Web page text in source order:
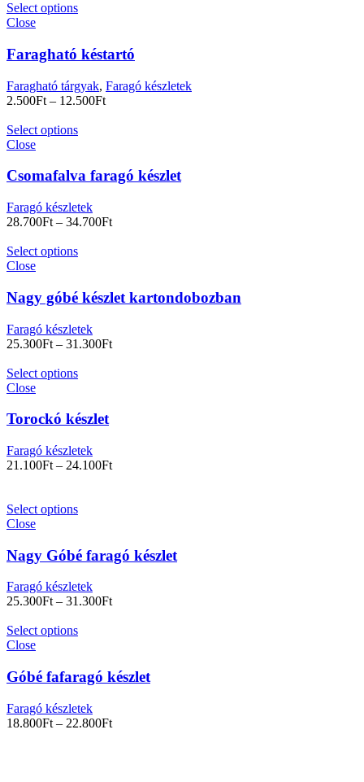
Select options
Close
Faragható késtartó
Faragható tárgyak, Faragó készletek
2.500Ft – 12.500Ft
Select options
Close
Csomafalva faragó készlet
Faragó készletek
28.700Ft – 34.700Ft
Select options
Close
Nagy góbé készlet kartondobozban
Faragó készletek
25.300Ft – 31.300Ft
Select options
Close
Torockó készlet
Faragó készletek
21.100Ft – 24.100Ft
Select options
Close
Nagy Góbé faragó készlet
Faragó készletek
25.300Ft – 31.300Ft
Select options
Close
Góbé fafaragó készlet
Faragó készletek
18.800Ft – 22.800Ft